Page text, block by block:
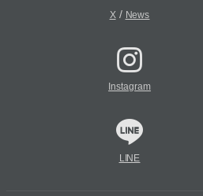
X/ News
Instagram
LINE